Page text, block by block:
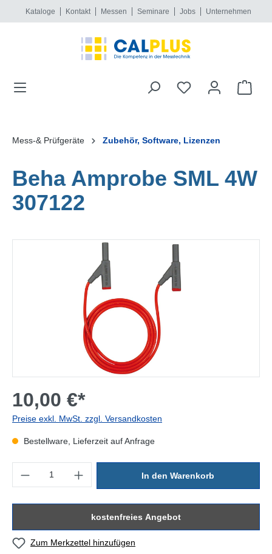
springen
Kataloge Kontakt Messen Seminare Jobs Unternehmen
Mess-& Prüfgeräte Zubehör, Software, Lizenzen
Beha Amprobe SML 4W
307122
Bildergalerie überspringen
10,00 €*
Preise exkl. MwSt. zzgl. Versandkosten
Bestellware, Lieferzeit auf Anfrage
In den Warenkorb
kostenfreies Angebot
Zum Merkzettel hinzufügen